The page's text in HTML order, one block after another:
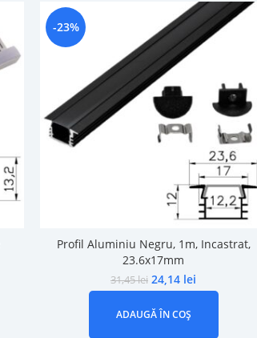
-23%
Profil Aluminiu Negru, 1m, Incastrat,
23.6x17mm
31,45lei 24,14 lei
ADAUGĂ ÎN COȘ